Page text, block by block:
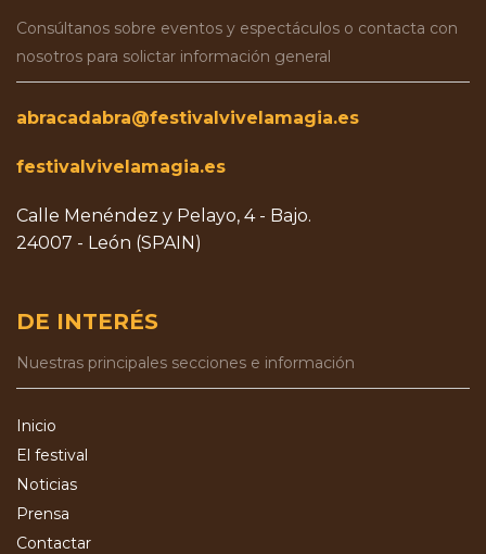
Consúltanos sobre eventos y espectáculos o contacta con
nosotros para solictar información general
abracadabra@festivalvivelamagia.es
festivalvivelamagia.es
Calle Menéndez y Pelayo, 4 - Bajo.
24007 - León (SPAIN)
DE INTERÉS
Nuestras principales secciones e información
Inicio
El festival
Noticias
Prensa
Contactar